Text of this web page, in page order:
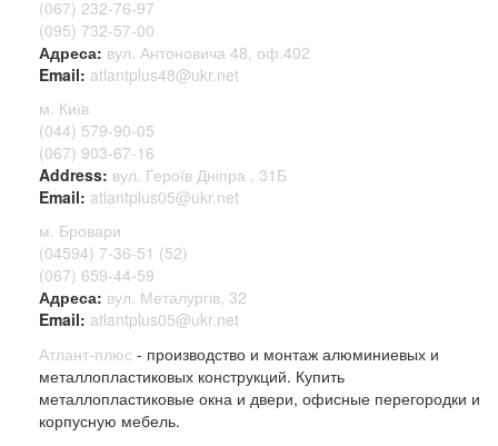
(067) 232-76-97
(095) 732-57-00
Адреса: вул. Антоновича 48, оф.402
Email: atlantplus48@ukr.net
м. Київ
(044) 579-90-05
(067) 903-67-16
Address: вул. Героїв Дніпра , 31Б
Email: atlantplus05@ukr.net
м. Бровари
(04594) 7-36-51 (52)
(067) 659-44-59
Адреса: вул. Металургів, 32
Email: atlantplus05@ukr.net
Атлант-плюс - производство и монтаж алюминиевых и
металлопластиковых конструкций. Купить
металлопластиковые окна и двери, офисные перегородки и
корпусную мебель.